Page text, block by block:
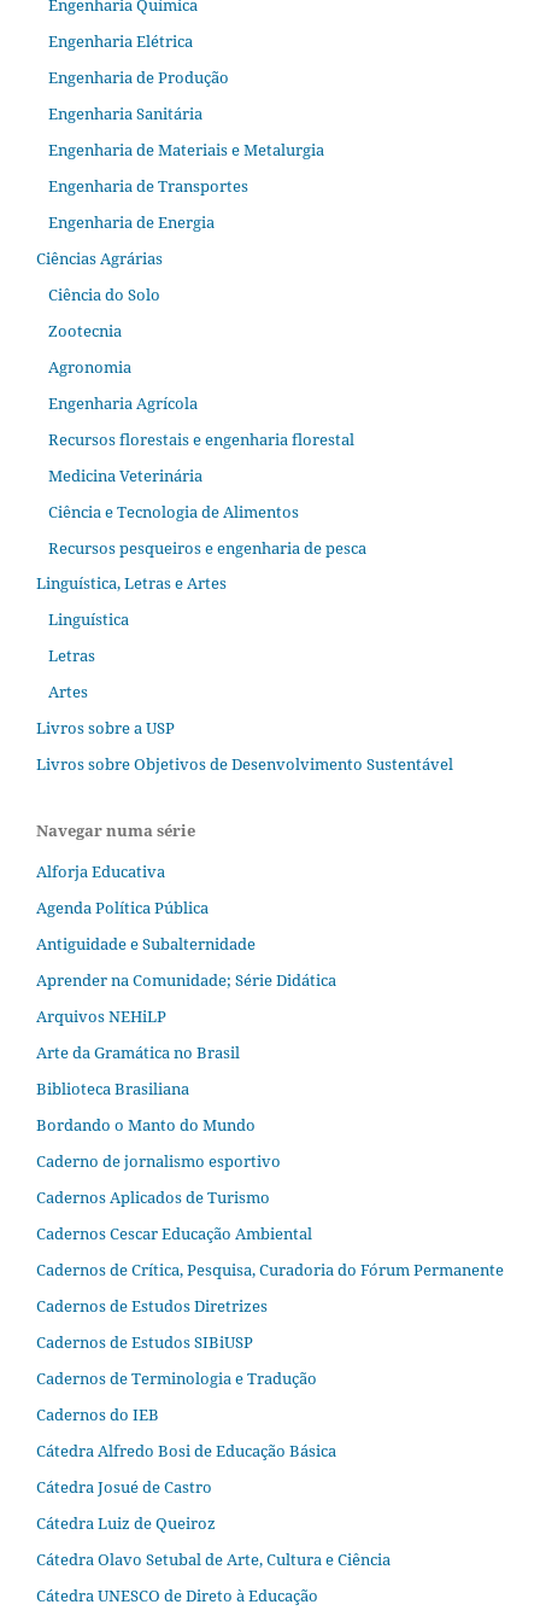
Engenharia Química
Engenharia Elétrica
Engenharia de Produção
Engenharia Sanitária
Engenharia de Materiais e Metalurgia
Engenharia de Transportes
Engenharia de Energia
Ciências Agrárias
Ciência do Solo
Zootecnia
Agronomia
Engenharia Agrícola
Recursos florestais e engenharia florestal
Medicina Veterinária
Ciência e Tecnologia de Alimentos
Recursos pesqueiros e engenharia de pesca
Linguística, Letras e Artes
Linguística
Letras
Artes
Livros sobre a USP
Livros sobre Objetivos de Desenvolvimento Sustentável
Navegar numa série
Alforja Educativa
Agenda Política Pública
Antiguidade e Subalternidade
Aprender na Comunidade; Série Didática
Arquivos NEHiLP
Arte da Gramática no Brasil
Biblioteca Brasiliana
Bordando o Manto do Mundo
Caderno de jornalismo esportivo
Cadernos Aplicados de Turismo
Cadernos Cescar Educação Ambiental
Cadernos de Crítica, Pesquisa, Curadoria do Fórum Permanente
Cadernos de Estudos Diretrizes
Cadernos de Estudos SIBiUSP
Cadernos de Terminologia e Tradução
Cadernos do IEB
Cátedra Alfredo Bosi de Educação Básica
Cátedra Josué de Castro
Cátedra Luiz de Queiroz
Cátedra Olavo Setubal de Arte, Cultura e Ciência
Cátedra UNESCO de Direto à Educação